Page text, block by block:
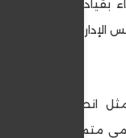
بقيادة الأستاذة
انطلاقة جديدة
متميز، يواكب